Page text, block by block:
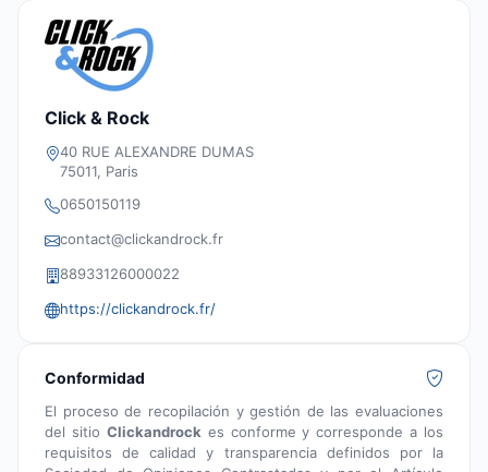
Click & Rock
40 RUE ALEXANDRE DUMAS
75011, Paris
0650150119
contact@clickandrock.fr
88933126000022
https://clickandrock.fr/
Conformidad
El proceso de recopilación y gestión de las evaluaciones
del sitio Clickandrock es conforme y corresponde a los
requisitos de calidad y transparencia definidos por la